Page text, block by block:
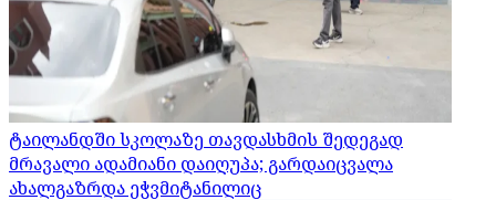
ტაილანდში სკოლაზე თავდასხმის შედეგად
მრავალი ადამიანი დაიღუპა; გარდაიცვალა
ახალგაზრდა ეჭვმიტანილიც